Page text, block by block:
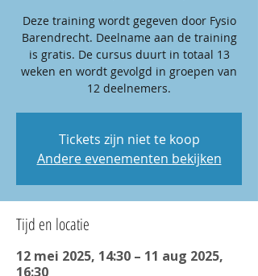
Deze training wordt gegeven door Fysio
Barendrecht. Deelname aan de training
is gratis. De cursus duurt in totaal 13
weken en wordt gevolgd in groepen van
12 deelnemers.
Tickets zijn niet te koop
Andere evenementen bekijken
Tijd en locatie
12 mei 2025, 14:30 – 11 aug 2025,
16:30